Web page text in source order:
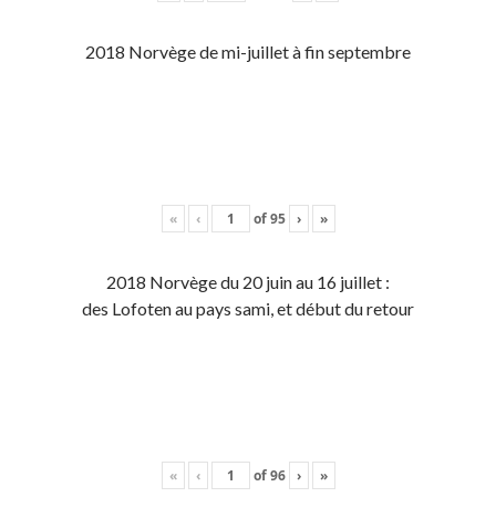
2018 Norvège de mi-juillet à fin septembre
« ‹ of95 › »
2018 Norvège du 20 juin au 16 juillet :
des Lofoten au pays sami, et début du retour
« ‹ of96 › »